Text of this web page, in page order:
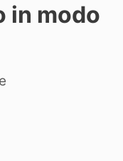
in modo